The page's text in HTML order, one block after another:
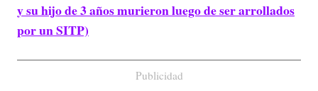
y su hijo de 3 años murieron luego de ser arrollados
por un SITP)
Publicidad